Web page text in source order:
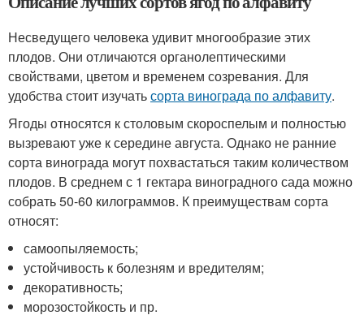
Несведущего человека удивит многообразие этих
плодов. Они отличаются органолептическими
свойствами, цветом и временем созревания. Для
удобства стоит изучатьсорта винограда по алфавиту.
Ягоды относятся к столовым скороспелым и полностью
вызревают уже к середине августа. Однако не ранние
сорта винограда могут похвастаться таким количеством
плодов. В среднем с 1 гектара виноградного сада можно
собрать 50-60 килограммов. К преимуществам сорта
относят:
самоопыляемость;
устойчивость к болезням и вредителям;
декоративность;
морозостойкость и пр.